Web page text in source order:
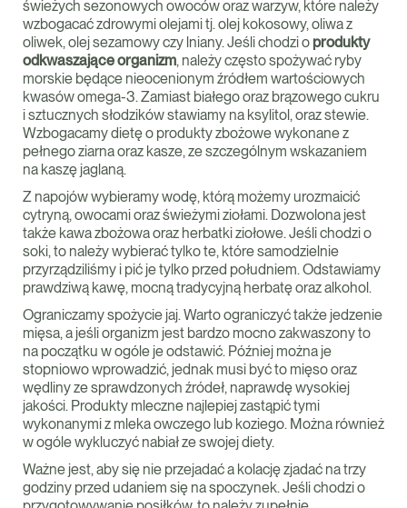
świeżych sezonowych owoców oraz warzyw, które należy
wzbogacać zdrowymi olejami tj. olej kokosowy, oliwa z
oliwek, olej sezamowy czy lniany. Jeśli chodzi o produkty
odkwaszające organizm, należy często spożywać ryby
morskie będące nieocenionym źródłem wartościowych
kwasów omega-3. Zamiast białego oraz brązowego cukru
i sztucznych słodzików stawiamy na ksylitol, oraz stewie.
Wzbogacamy dietę o produkty zbożowe wykonane z
pełnego ziarna oraz kasze, ze szczególnym wskazaniem
na kaszę jaglaną.
Z napojów wybieramy wodę, którą możemy urozmaicić
cytryną, owocami oraz świeżymi ziołami. Dozwolona jest
także kawa zbożowa oraz herbatki ziołowe. Jeśli chodzi o
soki, to należy wybierać tylko te, które samodzielnie
przyrządziliśmy i pić je tylko przed południem. Odstawiamy
prawdziwą kawę, mocną tradycyjną herbatę oraz alkohol.
Ograniczamy spożycie jaj. Warto ograniczyć także jedzenie
mięsa, a jeśli organizm jest bardzo mocno zakwaszony to
na początku w ogóle je odstawić. Później można je
stopniowo wprowadzić, jednak musi być to mięso oraz
wędliny ze sprawdzonych źródeł, naprawdę wysokiej
jakości. Produkty mleczne najlepiej zastąpić tymi
wykonanymi z mleka owczego lub koziego. Można również
w ogóle wykluczyć nabiał ze swojej diety.
Ważne jest, aby się nie przejadać a kolację zjadać na trzy
godziny przed udaniem się na spoczynek. Jeśli chodzi o